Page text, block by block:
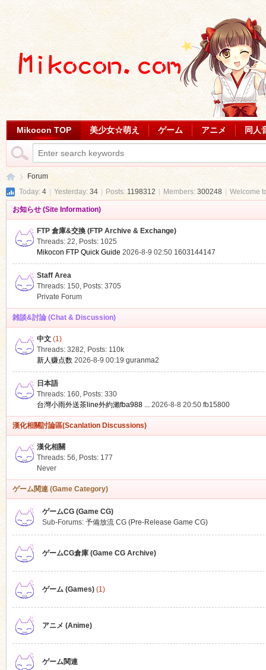
Mikocon TOP 美少女☆萌え ゲーム アニメ 同人
Forum
Today: 4 Yesterday: 34 Posts:1198312 Members: 300248 Welcome
お知らせ (Site Information)
FTP 倉庫&交換 (FTP Archive & Exchange)
Threads: 22, Posts: 1025
Mikocon FTP Quick Guide 2026-8-9 02:50 1603144147
Staff Area
Threads: 150, Posts: 3705
Private Forum
雑談&討論 (Chat & Discussion)
中文(1)
Threads: 3282, Posts: 110k
新人赚点数 2026-8-9 00:19 guranma2
日本語
Threads: 160, Posts: 330
台灣小雨外送茶line外約瀨fba988 ... 2026-8-8 20:50 fb15800
漢化相關討論區(Scanlation Discussions)
漢化相關
Threads: 56, Posts: 177
Never
ゲーム関連 (Game Category)
ゲームCG (Game CG)
Sub-Forums: 予備放流 CG (Pre-Release Game CG)
ゲームCG倉庫 (Game CG Archive)
ゲーム (Games)(1)
アニメ (Anime)
ゲーム関連